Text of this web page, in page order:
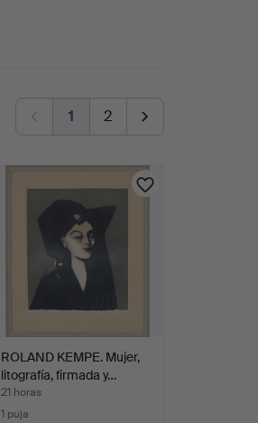
1 2
ROLAND KEMPE. Mujer,
litografía, firmada y…
21 horas
1 puja